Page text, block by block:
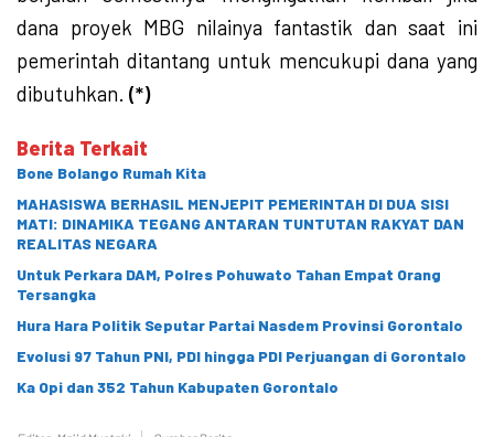
dana proyek MBG nilainya fantastik dan saat ini
pemerintah ditantang untuk mencukupi dana yang
dibutuhkan. (*)
Berita Terkait
Bone Bolango Rumah Kita
MAHASISWA BERHASIL MENJEPIT PEMERINTAH DI DUA SISI
MATI: DINAMIKA TEGANG ANTARAN TUNTUTAN RAKYAT DAN
REALITAS NEGARA
Untuk Perkara DAM, Polres Pohuwato Tahan Empat Orang
Tersangka
Hura Hara Politik Seputar Partai Nasdem Provinsi Gorontalo
Evolusi 97 Tahun PNI, PDI hingga PDI Perjuangan di Gorontalo
Ka Opi dan 352 Tahun Kabupaten Gorontalo